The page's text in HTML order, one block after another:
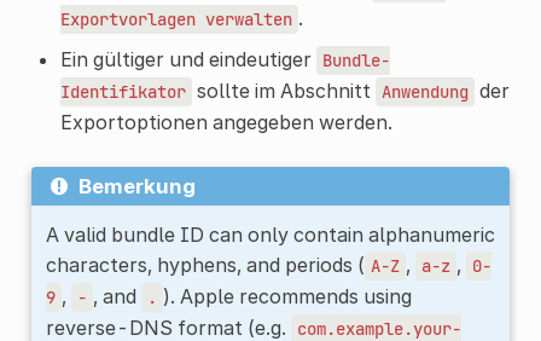
Exportvorlagen verwalten .
Ein gültiger und eindeutiger Bundle-
Identifikator sollte im Abschnitt Anwendung der
Exportoptionen angegeben werden.
Bemerkung
A valid bundle ID can only contain alphanumeric
characters, hyphens, and periods ( A-Z , a-z ,
0-
9 , - , and . ). Apple recommends using
reverse-DNS format (e.g.
com.example.your-